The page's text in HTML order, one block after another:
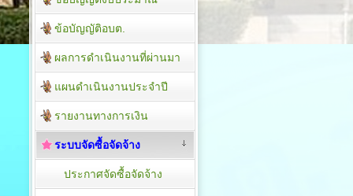
ข้อบัญญัติอบต.
ผลการดำเนินงานที่ผ่านมา
แผนดำเนินงานประจำปี
รายงานทางการเงิน
ระบบจัดซื้อจัดจ้าง
ประกาศจัดซื้อจัดจ้าง